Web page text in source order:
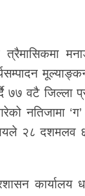
वटै जिल्ला
नतिजामा ‘ग’
२८
प्रशासन